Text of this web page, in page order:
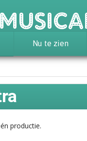
Nu te zien
productie.